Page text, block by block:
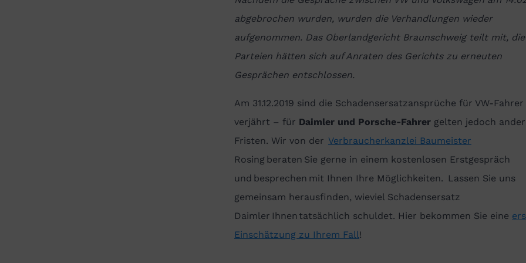
abgebrochen wurden, wurden die Verhandlungen wieder
aufgenommen. Das Oberlandgericht Braunschweig teilt mit, die
Parteien hätten sich auf Anraten des Gerichts zu erneuten
Gesprächen entschlossen.
Am 31.12.2019 sind die Schadensersatzansprüche für VW-Fahrer
verjährt – für Daimler und Porsche-Fahrer gelten jedoch
Fristen. Wir von der Verbraucherkanzlei Baumeister
Rosing beraten Sie gerne in einem kostenlosen Erstgespräch
und besprechen mit Ihnen Ihre Möglichkeiten. Lassen Sie uns
gemeinsam herausfinden, wieviel Schadensersatz
Daimler Ihnen tatsächlich schuldet. Hier bekommen Sie eine
Einschätzung zu Ihrem Fall!